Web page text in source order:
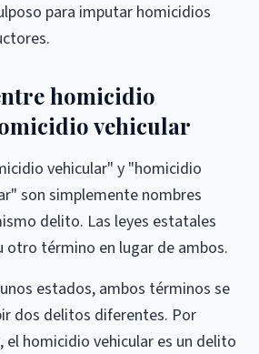
para imputar homicidios
homicidio
vehicular
vehicular" y "homicidio
son simplemente nombres
delito. Las leyes estatales
otro término en lugar de ambos.
estados, ambos términos se
dos delitos diferentes. Por
el homicidio vehicular es un delito